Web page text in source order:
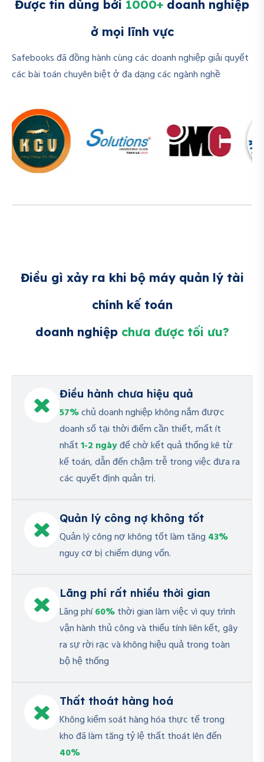
Được tin dùng bởi 1000+ doanh nghiệp
ở mọi lĩnh vực
Safebooks đã đồng hành cùng các doanh nghiệp giải quyết
các bài toán chuyên biệt ở đa dạng các ngành nghề
Điều gì xảy ra khi bộ máy quản lý tài
chính kế toán
doanh nghiệp chưa được tối ưu?
Điều hành chưa hiệu quả
57%chủ doanh nghiệp không nắm được
doanh số tại thời điểm cần thiết, mất ít
nhất1-2 ngàyđể chờ kết quả thống kê từ
kế toán, dẫn đến chậm trễ trong việc đưa ra
các quyết định quản trị.
Quản lý công nợ không tốt
Quản lý công nợ không tốt làm tăng 43%
nguy cơ bị chiếm dụng vốn.
Lãng phí rất nhiều thời gian
Lãng phí60%thời gian làm việc vì quy trình
vận hành thủ công và thiếu tính liên kết, gây
ra sự rời rạc và không hiệu quả trong toàn
bộ hệ thống
Thất thoát hàng hoá
Không kiểm soát hàng hóa thực tế trong
kho đã làm tăng tỷ lệ thất thoát lên đến
40%